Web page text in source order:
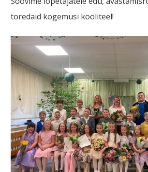
toredaid kogemusi kooliteel!